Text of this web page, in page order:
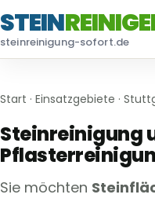
STEIN
steinreinigung-sofort.de
Start · Einsatzgebiete ·
Steinreinigung
Sie möchten